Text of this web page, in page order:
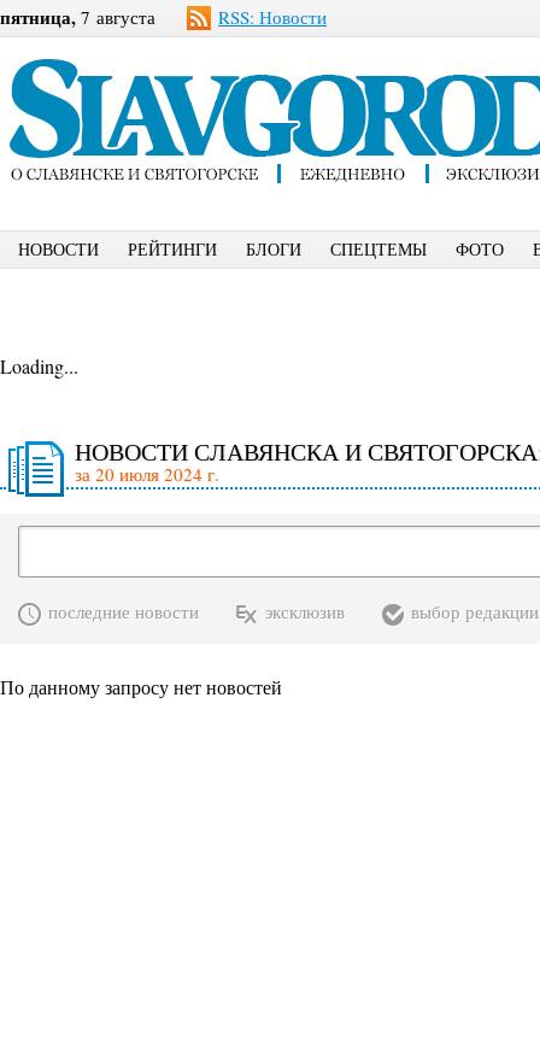
пятница, 7 августа RSS: Новости
НОВОСТИ РЕЙТИНГИ БЛОГИ СПЕЦТЕМЫ ФОТО
Loading...
НОВОСТИ СЛАВЯНСКА И
за 20 июля 2024 г.
последние новости эксклюзив выбор редакции
По данному запросу нет новостей